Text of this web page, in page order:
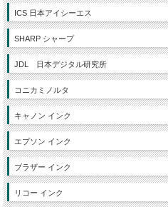
ICS 日本アイシーエス
SHARP シャープ
JDL 日本デジタル研究所
コニカミノルタ
キャノン インク
エプソン インク
ブラザー インク
リコー インク